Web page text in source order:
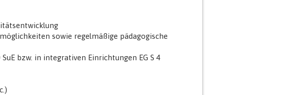
sowie regelmäßige pädagogische
bzw. in integrativen Einrichtungen EG S 4